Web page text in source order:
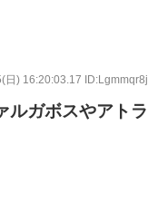
日) 16:20:03.17
ガボスやアト